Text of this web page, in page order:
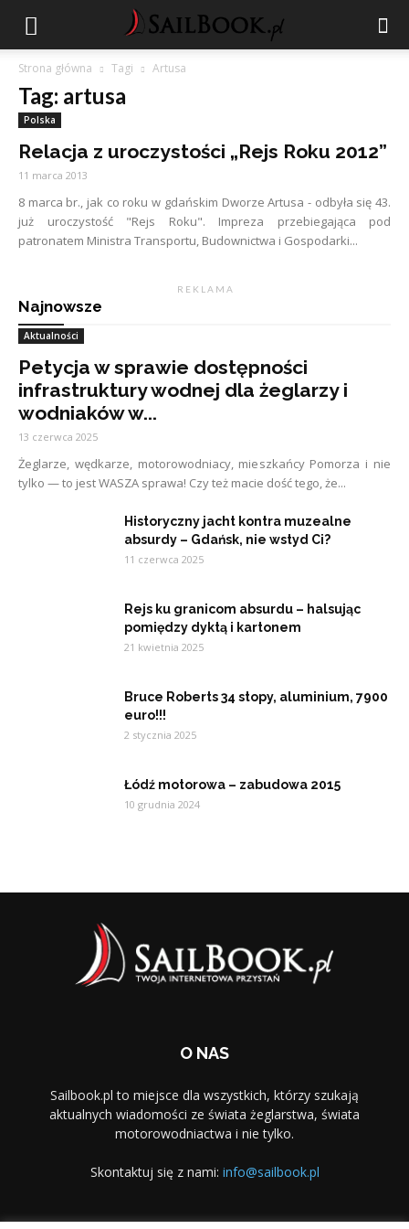
Strona główna Tagi Artusa
Tag: artusa
Polska
Relacja z uroczystości „Rejs Roku 2012”
11 marca 2013
8 marca br., jak co roku w gdańskim Dworze Artusa - odbyła się 43.
już uroczystość "Rejs Roku". Impreza przebiegająca pod
patronatem Ministra Transportu, Budownictwa i Gospodarki...
R E K L A M A
Najnowsze
Aktualności
Petycja w sprawie dostępności
infrastruktury wodnej dla żeglarzy i
wodniaków w...
13 czerwca 2025
Żeglarze, wędkarze, motorowodniacy, mieszkańcy Pomorza i nie
tylko — to jest WASZA sprawa! Czy też macie dość tego, że...
Historyczny jacht kontra muzealne
absurdy – Gdańsk, nie wstyd Ci?
11 czerwca 2025
Rejs ku granicom absurdu – halsując
pomiędzy dyktą i kartonem
21 kwietnia 2025
Bruce Roberts 34 stopy, aluminium, 7900
euro!!!
2 stycznia 2025
Łódź motorowa – zabudowa 2015
10 grudnia 2024
O NAS
Sailbook.pl to miejsce dla wszystkich, którzy szukają
aktualnych wiadomości ze świata żeglarstwa, świata
motorowodniactwa i nie tylko.
Skontaktuj się z nami: info@sailbook.pl